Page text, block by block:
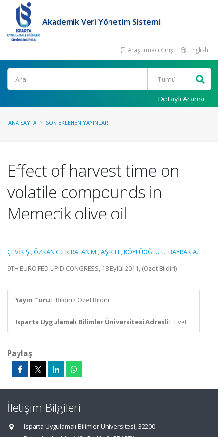
Akademik Veri Yönetim Sistemi
Araştırmacı Girişi English
Ara
Detaylı Arama
ANA SAYFA SON EKLENEN YAYINLAR
Effect of harvest time on
volatile compounds in
Memecik olive oil
ÇEVİK Ş.,ÖZKAN G.,KIRALAN M.,AŞIK H.,KÖYLÜOĞLU F.,BAYRAK A.
9TH EURO FED LIPID CONGRESS, 18 Eylül 2011, (Özet Bildiri)
Yayın Türü: Bildiri / Özet Bildiri
Isparta Uygulamalı Bilimler Üniversitesi Adresli: Evet
Paylaş
İletişim Bilgileri
Isparta Uygulamalı Bilimler Üniversitesi, 32200